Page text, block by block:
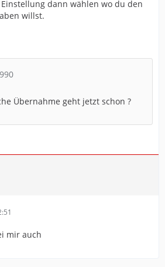
dann wählen wo du den
willst.
Übernahme geht jetzt schon ?
mir auch